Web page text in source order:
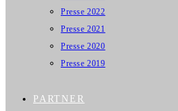
Presse 2022
Presse 2021
Presse 2020
Presse 2019
PARTNER